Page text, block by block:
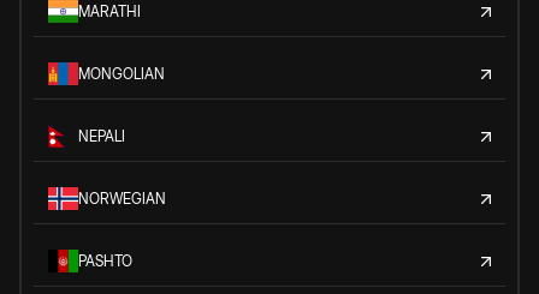
MARATHI
MONGOLIAN
NEPALI
NORWEGIAN
PASHTO